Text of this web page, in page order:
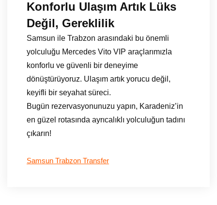
Konforlu Ulaşım Artık Lüks
Değil, Gereklilik
Samsun ile Trabzon arasındaki bu önemli
yolculuğu Mercedes Vito VIP araçlarımızla
konforlu ve güvenli bir deneyime
dönüştürüyoruz. Ulaşım artık yorucu değil,
keyifli bir seyahat süreci.
Bugün rezervasyonunuzu yapın, Karadeniz’in
en güzel rotasında ayrıcalıklı yolculuğun tadını
çıkarın!
Samsun Trabzon Transfer